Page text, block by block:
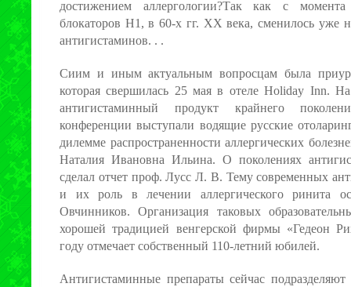
достижением аллергологии?Так как с
блокаторов Н1, в 60-х гг. XX века, сменилось уже
антигистаминов. . .
Сиим и иным актуальным вопросцам была
которая свершилась 25 мая в отеле Holiday Inn.
антигистаминный продукт крайнего
конференции выступали водящие русские
дилемме распространенности аллергических
Наталия Ивановна Ильина. О поколениях
сделал отчет проф. Лусс Л. В. Тему современных
и их роль в лечении аллергического ринита
Овчинников. Организация таковых
хорошей традицией венгерской фирмы «Гедеон
году отмечает собственный 110-летний юбилей.
Антигистаминные препараты сейчас